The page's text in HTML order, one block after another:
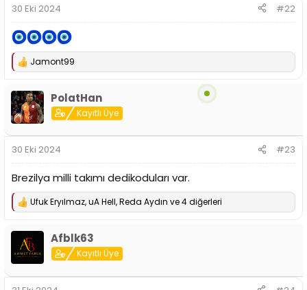
:
30 Eki 2024 #22
T
k
i
l
:
Jamont99
PolatHan
Kayıtlı Üye
30 Eki 2024 #23
Brezilya milli takımı dedikoduları var.
T
p
i
l
Ufuk Eryılmaz,uA Hell,Reda Aydın ve 4 diğerleri
Afblk63
Kayıtlı Üye